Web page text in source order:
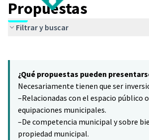
Propuestas
Filtrar y buscar
−
¿Qué propuestas pueden
Necesariamente tienen que ser
–Relacionadas con el espacio público
equipaciones municipales.
–De competencia municipal y sobre
propiedad municipal.